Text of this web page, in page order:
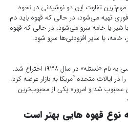
مهم‌ترین تفاوت این دو نوشیدنی در نحوه
تهیه می‌شود، در حالی که قهوه باید دم
شیر یا خامه سرو می‌شود، در حالی که قهوه
خامه، یا سایر افزودنی‌ها سرو شود.
نسکافه توسط یک شرکت سوئیسی به نام «نستله» در سال ۱۹۳۸ اختراع شد.
در ایالات متحده آمریکا به بازار عرضه کرد.
محبوب شد و امروزه یکی از محبوب‌ترین
نوع قهوه هایی بهتر است